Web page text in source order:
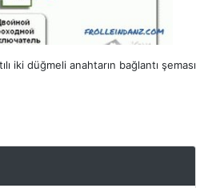
iki düğmeli anahtarın bağlantı şeması